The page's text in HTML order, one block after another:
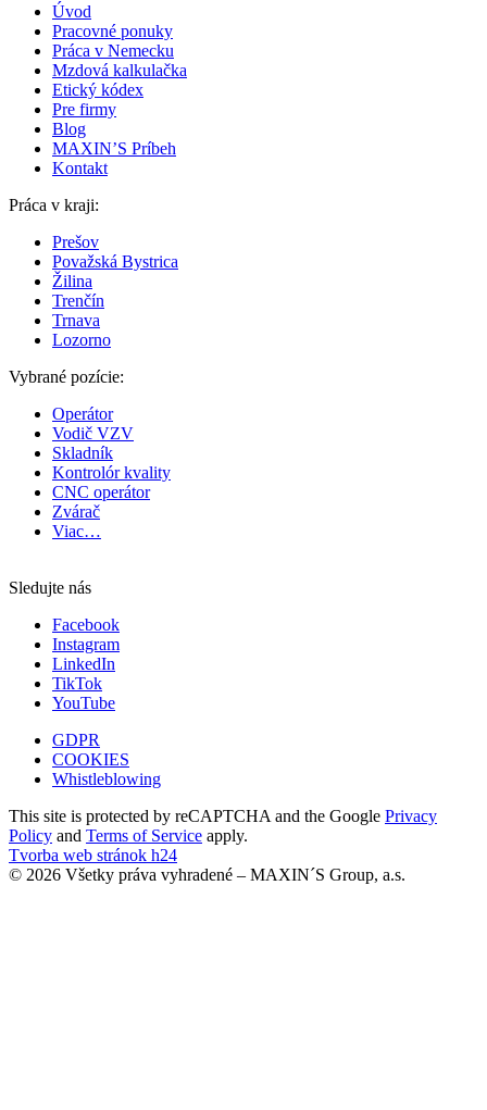
Úvod
Pracovné ponuky
Práca v Nemecku
Mzdová kalkulačka
Etický kódex
Pre firmy
Blog
MAXIN’S Príbeh
Kontakt
Práca v kraji:
Prešov
Považská Bystrica
Žilina
Trenčín
Trnava
Lozorno
Vybrané pozície:
Operátor
Vodič VZV
Skladník
Kontrolór kvality
CNC operátor
Zvárač
Viac…
Sledujte nás
Facebook
Instagram
LinkedIn
TikTok
YouTube
GDPR
COOKIES
Whistleblowing
This site is protected by reCAPTCHA and the Google Privacy
Policy and Terms of Service apply.
Tvorba web stránok h24
© 2026 Všetky práva vyhradené – MAXIN´S Group, a.s.